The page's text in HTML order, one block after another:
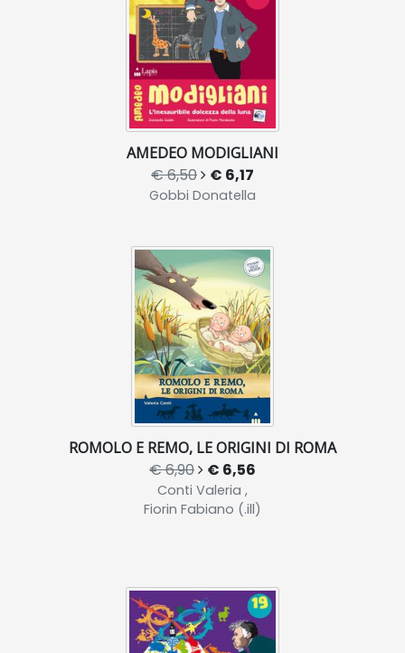
AMEDEO MODIGLIANI
€ 6,50 € 6,17
Gobbi Donatella
ROMOLO E REMO, LE ORIGINI DI ROMA
€ 6,90 € 6,56
Conti Valeria ,
Fiorin Fabiano (.ill)